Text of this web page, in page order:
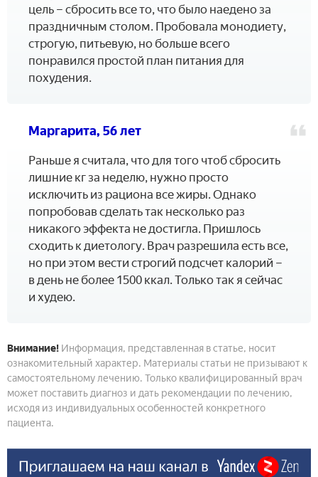
цель – сбросить все то, что было наедено за
праздничным столом. Пробовала монодиету,
строгую, питьевую, но больше всего
понравился простой план питания для
похудения.
Маргарита, 56 лет
Раньше я считала, что для того чтоб сбросить
лишние кг за неделю, нужно просто
исключить из рациона все жиры. Однако
попробовав сделать так несколько раз
никакого эффекта не достигла. Пришлось
сходить к диетологу. Врач разрешила есть все,
но при этом вести строгий подсчет калорий –
в день не более 1500 ккал. Только так я сейчас
и худею.
Внимание! Информация, представленная в статье, носит
ознакомительный характер. Материалы статьи не призывают к
самостоятельному лечению. Только квалифицированный врач
может поставить диагноз и дать рекомендации по лечению,
исходя из индивидуальных особенностей конкретного
пациента.